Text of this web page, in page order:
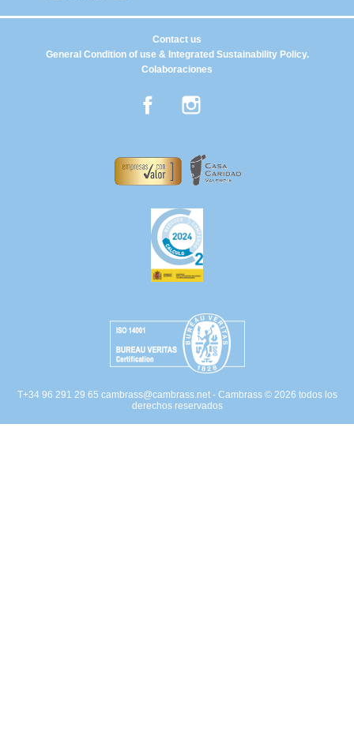
General Condition of use & Integrated Sustainability Policy.
Colaboraciones
Contact us
Facebook
T+34 96 291 29 65 cambrass@cambrass.net - Cambrass © 2026 todos los
derechos reservados